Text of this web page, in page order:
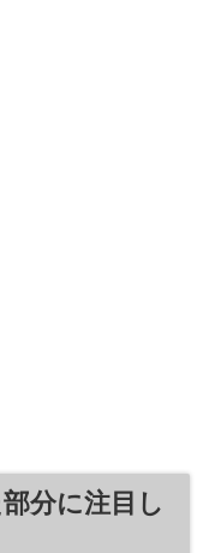
分に注目し